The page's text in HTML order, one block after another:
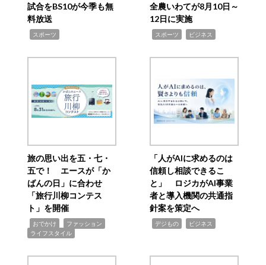
試合をBS10が今季も無
料放送
スポーツ
全農いわてが8月10日～
12日に実施
スポーツ ビジネス
旅の思い出を五・七・
五で！ エースが「か
ばんの日」に合わせ
「旅行川柳コンテス
ト」を開催
おでかけ ファッション
ライフスタイル
「人がAIに求めるのは
信頼し相談できるこ
と」 ロジカがAI事業
者と導入機関の共通指
針案を策定へ
デジもの ビジネス